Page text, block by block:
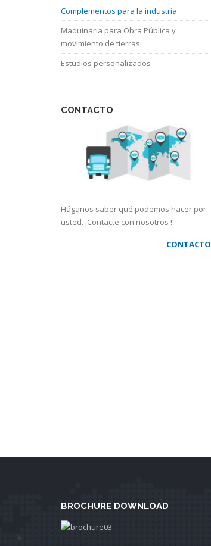
Complementos para la industria
Maquinaria para Obra Pública y
movimiento de tierras
Estudios personalizados
CONTACTO
Háganos saber qué podemos hacer por
usted. ¡Contacte con nosotros !
CONTACTO
BROCHURE DOWNLOAD